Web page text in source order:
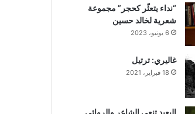
“نداء يتعثّر كحجر” مجموعة
شعرية لخالد حسين
6 يونيو، 2023
غاليري: ترتيل
18 فبراير، 2021
البعيد تنعي الشاعر والروائي